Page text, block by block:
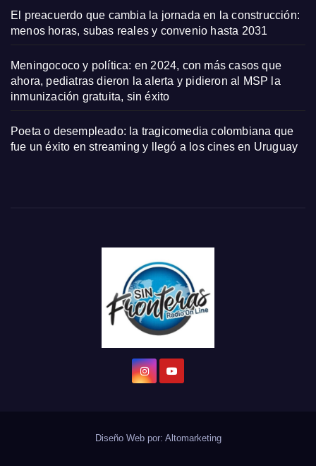
El preacuerdo que cambia la jornada en la construcción:
menos horas, subas reales y convenio hasta 2031
Meningococo y política: en 2024, con más casos que
ahora, pediatras dieron la alerta y pidieron al MSP la
inmunización gratuita, sin éxito
Poeta o desempleado: la tragicomedia colombiana que
fue un éxito en streaming y llegó a los cines en Uruguay
Diseño Web por: Altomarketing